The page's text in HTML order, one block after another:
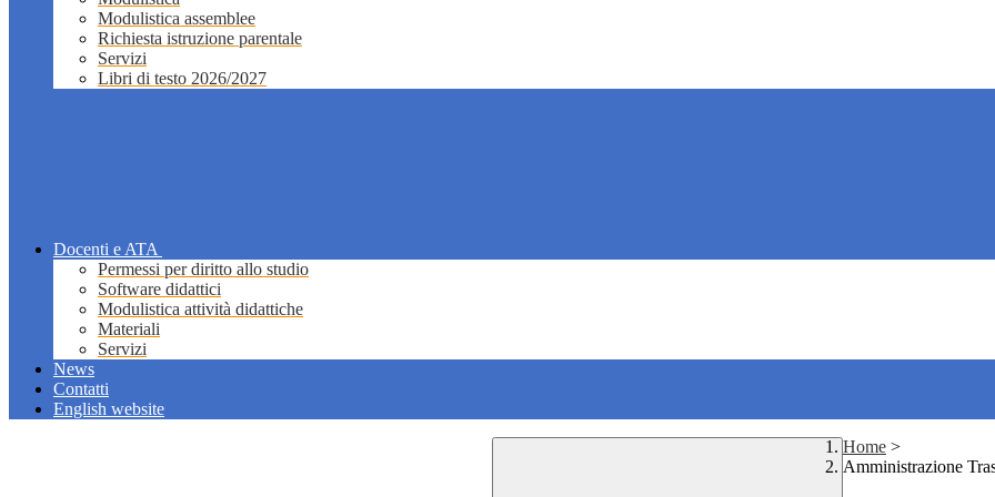
Modulistica assemblee
Richiesta istruzione parentale
Servizi
Libri di testo 2026/2027
Docenti e ATA
Permessi per diritto allo studio
Software didattici
Modulistica attività didattiche
Materiali
Servizi
News
Contatti
English website
Home >
Amministrazione